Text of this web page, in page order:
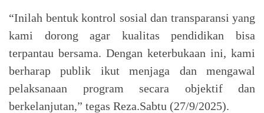
“Inilah bentuk kontrol sosial dan transparansi yang
kami dorong agar kualitas pendidikan bisa
terpantau bersama. Dengan keterbukaan ini, kami
berharap publik ikut menjaga dan mengawal
pelaksanaan program secara objektif dan
berkelanjutan,” tegas Reza.Sabtu (27/9/2025).